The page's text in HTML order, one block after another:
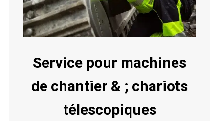
Service pour machines
de chantier & ; chariots
télescopiques